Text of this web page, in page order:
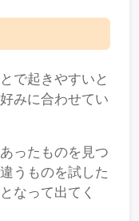
で起きやすいと
みに合わせてい
ったものを見つ
うものを試した
なって出てく